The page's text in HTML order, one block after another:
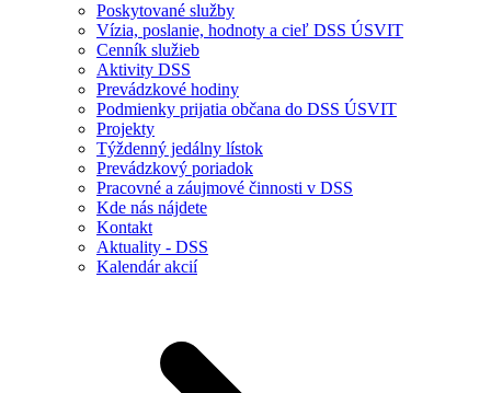
Poskytované služby
Vízia, poslanie, hodnoty a cieľ DSS ÚSVIT
Cenník služieb
Aktivity DSS
Prevádzkové hodiny
Podmienky prijatia občana do DSS ÚSVIT
Projekty
Týždenný jedálny lístok
Prevádzkový poriadok
Pracovné a záujmové činnosti v DSS
Kde nás nájdete
Kontakt
Aktuality - DSS
Kalendár akcií